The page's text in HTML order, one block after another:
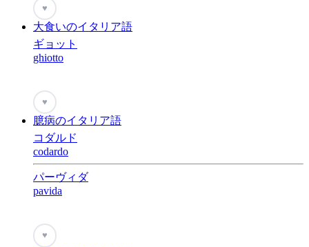
♥
大食いのイタリア語
ギョット
ghiotto
♥
臆病のイタリア語
コダルド
codardo
パーヴィダ
pavida
♥